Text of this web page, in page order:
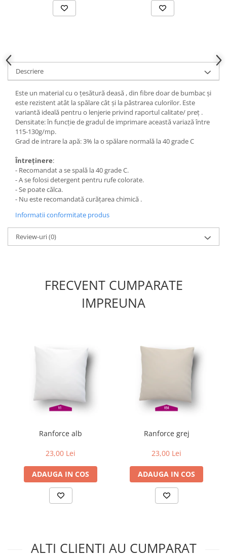
Descriere
Este un material cu o țesătură deasă , din fibre doar de bumbac și
este rezistent atât la spălare cât și la păstrarea culorilor. Este
variantă ideală pentru o lenjerie privind raportul calitate/ preț .
Densitate: în funcție de gradul de imprimare această variază între
115-130g/mp.
Grad de intrare la apă: 3% la o spălare normală la 40 grade C
Întreținere:
- Recomandat a se spală la 40 grade C.
- A se folosi detergent pentru rufe colorate.
- Se poate călca.
- Nu este recomandată curățarea chimică .
Informatii conformitate produs
Review-uri(0)
FRECVENT CUMPARATE
IMPREUNA
Ranforce alb
23,00 Lei
ADAUGA IN COS
Ranforce grej
23,00 Lei
ADAUGA IN COS
ALTI CLIENTI AU CUMPARAT